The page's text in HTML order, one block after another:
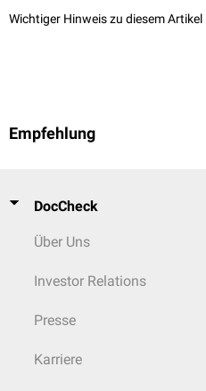
Wichtiger Hinweis zu diesem Artikel
Empfehlung
DocCheck
Über Uns
Investor Relations
Presse
Karriere